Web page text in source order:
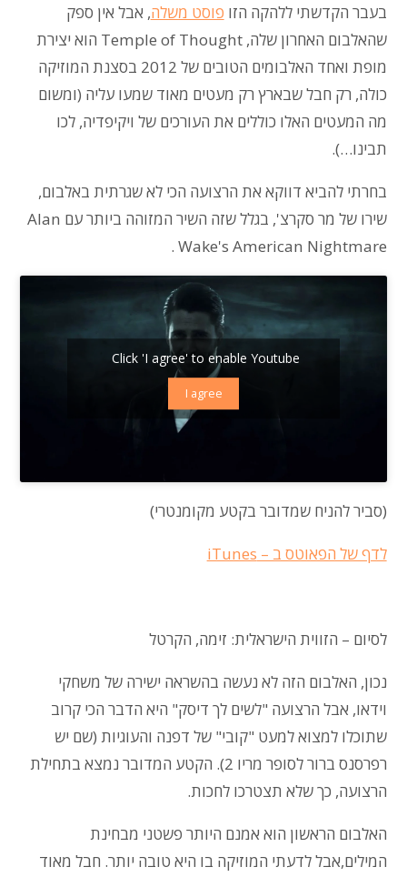
בעבר הקדשתי ללהקה הזו פוסט משלה, אבל אין ספק
שהאלבום האחרון שלה, Temple of Thought הוא יצירת
מופת ואחד האלבומים הטובים של 2012 בסצנת המוזיקה
כולה, רק חבל שבארץ רק מעטים מאוד שמעו עליה (ומשום
מה המעטים האלו כוללים את העורכים של ויקיפדיה, לכו
תבינו…).
בחרתי להביא דווקא את הרצועה הכי לא שגרתית באלבום,
שירו של מר סקרצ', בגלל שזה השיר המזוהה ביותר עם Alan
Wake's American Nightmare .
Click 'I agree' to enable Youtube
I agree
(סביר להניח שמדובר בקטע מקומנטרי)
לדף של הפאוטס ב – iTunes
לסיום – הזווית הישראלית: זימה, הקרטל
נכון, האלבום הזה לא נעשה בהשראה ישירה של משחקי
וידאו, אבל הרצועה "לשים לך דיסק" היא הדבר הכי קרוב
שתוכלו למצוא למעט "קובי" של דפנה והעוגיות (שם יש
רפרסנס ברור לסופר מריו 2). הקטע המדובר נמצא בתחילת
הרצועה, כך שלא תצטרכו לחכות.
האלבום הראשון הוא אמנם היותר פשטני מבחינת
המילים,אבל לדעתי המוזיקה בו היא טובה יותר. חבל מאוד